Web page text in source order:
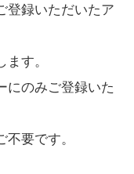
登録いただいたア
す。
にのみご登録いた
要です。